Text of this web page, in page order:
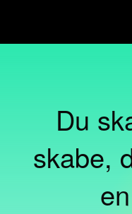
Du
skabe,